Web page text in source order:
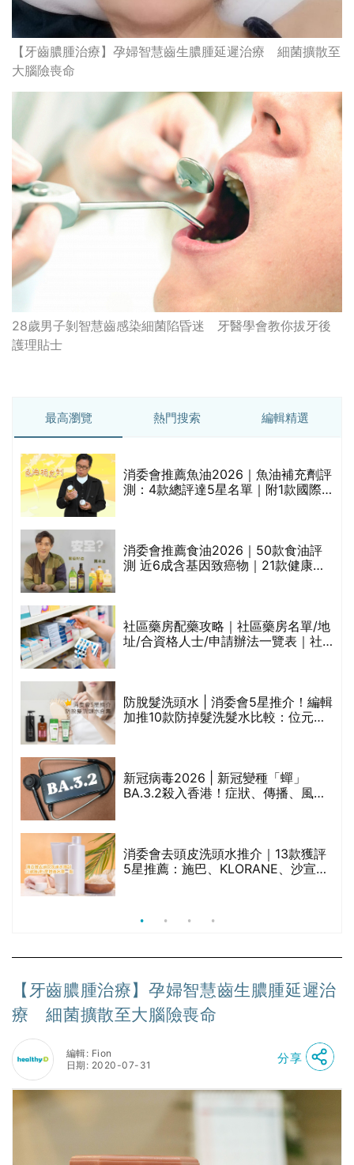
【牙齒膿腫治療】孕婦智慧齒生膿腫延遲治療 細菌擴散至
大腦險喪命
28歲男子剝智慧齒感染細菌陷昏迷 牙醫學會教你拔牙後
護理貼士
最高瀏覽 熱門搜索 編輯精選
消委會推薦魚油2026｜魚油補充劑評
測：4款總評達5星名單｜附1款國際
消委會推薦食油2026｜50款食油評
測 近6成含基因致癌物｜21款健康煮
社區藥房配藥攻略｜社區藥房名單/地
址/合資格人士/申請辦法一覽表｜社
防脫髮洗頭水 | 消委會5星推介！編輯
加推10款防掉髮洗髮水比較：位元
新冠病毒2026 | 新冠變種「蟬」
BA.3.2殺入香港！症狀、傳播、風險
消委會去頭皮洗頭水推介｜13款獲評
5星推薦：施巴、KLORANE、沙宣、
【牙齒膿腫治療】孕婦智慧齒生膿腫延遲治
療 細菌擴散至大腦險喪命
編輯: Fion
日期: 2020-07-31
分享